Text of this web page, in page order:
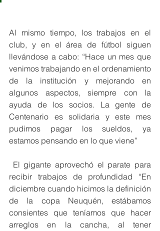
Al mismo tiempo, los trabajos en el
club, y en el área de fútbol siguen
llevándose a cabo: “Hace un mes que
venimos trabajando en el ordenamiento
de la institución y mejorando en
algunos aspectos, siempre con la
ayuda de los socios. La gente de
Centenario es solidaria y este mes
pudimos pagar los sueldos, ya
estamos pensando en lo que viene”
recibir trabajos de profundidad “En
diciembre cuando hicimos la definición
de la copa Neuquén, estábamos
consientes que teníamos que hacer
arreglos en la cancha, al tener